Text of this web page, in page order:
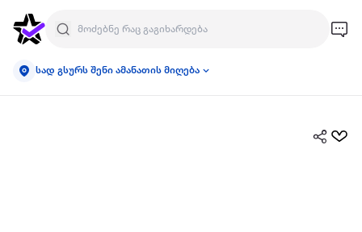
სად გსურს შენი ამანათის მიღება